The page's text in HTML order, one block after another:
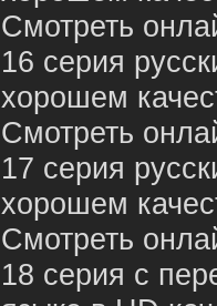
Смотреть
16 серия
хорошем
Смотреть
17 серия
хорошем
Смотреть
18 серия с